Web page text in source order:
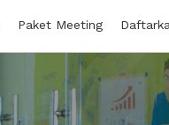
Paket Meeting